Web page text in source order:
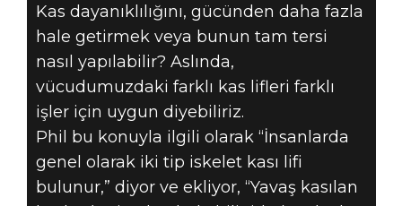
Kas dayanıklılığını, gücünden daha fazla
hale getirmek veya bunun tam tersi
nasıl yapılabilir? Aslında,
vücudumuzdaki farklı kas lifleri farklı
işler için uygun diyebiliriz.
Phil bu konuyla ilgili olarak “İnsanlarda
genel olarak iki tip iskelet kası lifi
bulunur,” diyor ve ekliyor, “Yavaş kasılan